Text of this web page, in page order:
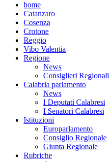
home
Catanzaro
Cosenza
Crotone
Reggio
Vibo Valentia
Regione
News
Consiglieri Regionali
Calabria parlamento
News
I Deputati Calabresi
I Senatori Calabresi
Istituzioni
Europarlamento
Consiglio Regionale
Giunta Regionale
Rubriche